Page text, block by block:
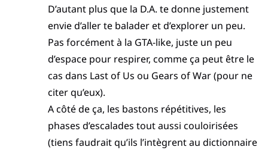
D’autant plus que la D.A. te donne justement
envie d’aller te balader et d’explorer un peu.
Pas forcément à la GTA-like, juste un peu
d’espace pour respirer, comme ça peut être le
cas dans Last of Us ou Gears of War (pour ne
citer qu’eux).
A côté de ça, les bastons répétitives, les
phases d’escalades tout aussi couloirisées
(tiens faudrait qu’ils l’intègrent au dictionnaire